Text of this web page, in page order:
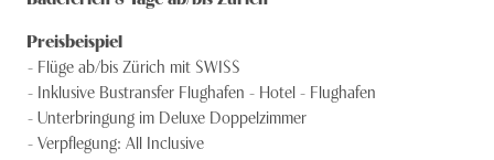
Preisbeispiel
Flüge ab/bis Zürich mit SWISS
Inklusive Bustransfer Flughafen - Hotel - Flughafen
Unterbringung im Deluxe Doppelzimmer
Verpflegung: All Inclusive